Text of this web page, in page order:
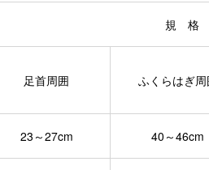
規 格
足首周囲 ふくらはぎ周
23～27cm 40～46cm